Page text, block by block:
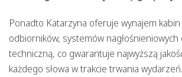
Ponadto Katarzyna oferuje wynajem kabin
odbiorników, systemów nagłośnieniowych
techniczną, co gwarantuje najwyższą
każdego słowa w trakcie trwania